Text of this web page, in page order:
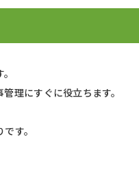
理にすぐに役立ちます。
す。